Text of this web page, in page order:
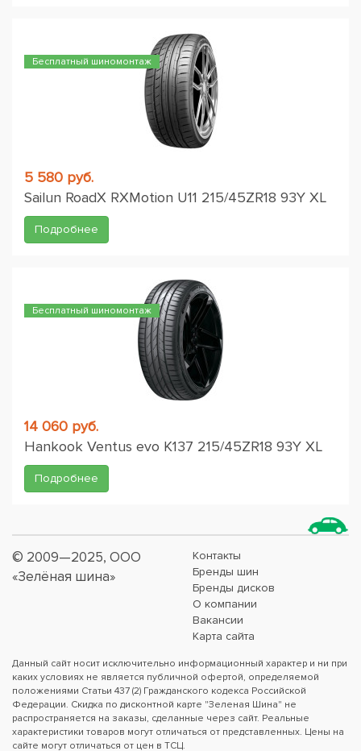
Бесплатный шиномонтаж
5 580 руб.
Sailun RoadX RXMotion U11 215/45ZR18 93Y XL
Подробнее
Бесплатный шиномонтаж
14 060 руб.
Hankook Ventus evo K137 215/45ZR18 93Y XL
Подробнее
© 2009—2025, ООО
«Зелёная шина»
Контакты
Бренды шин
Бренды дисков
О компании
Вакансии
Карта сайта
Данный сайт носит исключительно информационный характер и ни при
каких условиях не является публичной офертой, определяемой
положениями Статьи 437 (2) Гражданского кодекса Российской
Федерации. Скидка по дисконтной карте "Зеленая Шина" не
распространяется на заказы, сделанные через сайт. Реальные
характеристики товаров могут отличаться от представленных. Цены на
сайте могут отличаться от цен в ТСЦ.